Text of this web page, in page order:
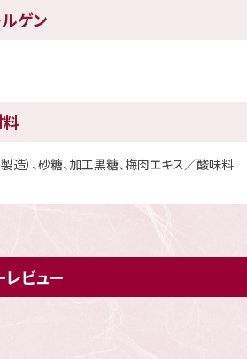
ゲン
造）、砂糖、加工黒糖、梅肉エキス／酸味料
ビュー